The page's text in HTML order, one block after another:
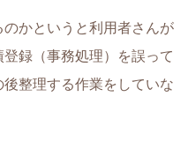
かというと利用者さんが
録（事務処理）を誤って
整理する作業をしていな